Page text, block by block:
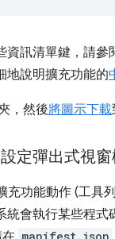
資訊清單鍵，請參
地說明擴充功能的
，然後將圖示下載
定彈出式視
充功能動作 (工具
統會執行某些程式